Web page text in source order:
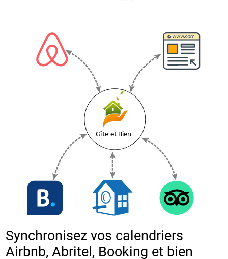
Synchronisez vos calendriers
Airbnb, Abritel, Booking et bien